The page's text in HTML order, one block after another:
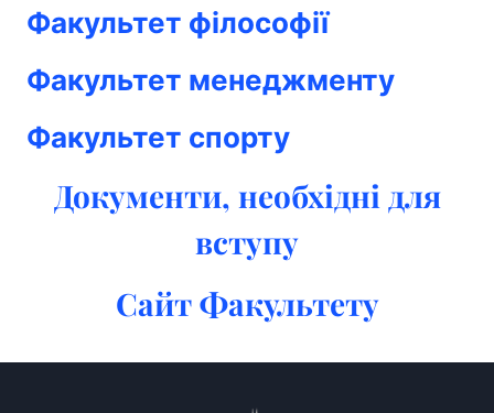
Факультет філософії
Факультет менеджменту
Факультет спорту
Документи, необхідні для
вступу
Сайт Факультету